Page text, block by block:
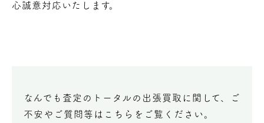
心誠意対応いたします。
なんでも査定のトータルの出張買取に関して、ご
不安やご質問等はこちらをご覧ください。